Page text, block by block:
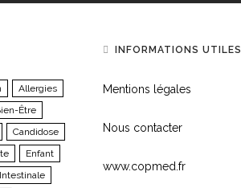
Allergies
Être
Candidose
Enfant
INFORMATIONS UTILES
Mentions légales
Nous contacter
www.copmed.fr